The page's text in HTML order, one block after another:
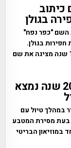
כיתוב
בגולן
השם "כפר נפח"
בגולן.
הכתובת מתוארכת כבת 1700 שנה מציגה את שם
מטבע נדיר כבן 2000 שנה נמצא
במהלך טיול עם
בעת מסירת המטבע
במוזיאון הבריטי